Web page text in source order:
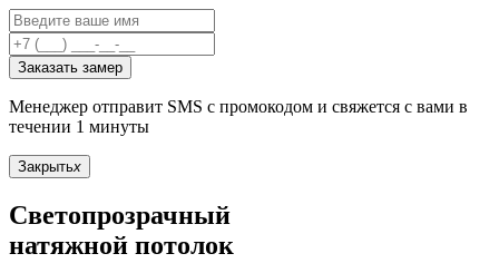
Заказать замер
Менеджер отправит SMS с промокодом и свяжется с вами в
течении 1 минуты
Закрытьx
Светопрозрачный
натяжной потолок